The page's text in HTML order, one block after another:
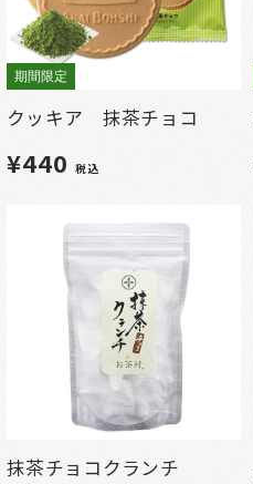
期間限定
クッキア 抹茶チョコ
¥440税込
抹茶チョコクランチ